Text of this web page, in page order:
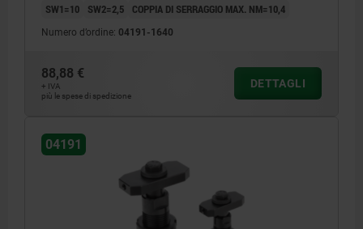
1) Vite a testa esagonale
2) Ghiera con intagli
SW1=10
SW2=2,5 COPPIA DI SERRAGGIO MAX. NM=10,4
Numero d’ordine: 04191-1640
88,88 €
+ IVA
più le spese di spedizione
DETTAGLI
04191